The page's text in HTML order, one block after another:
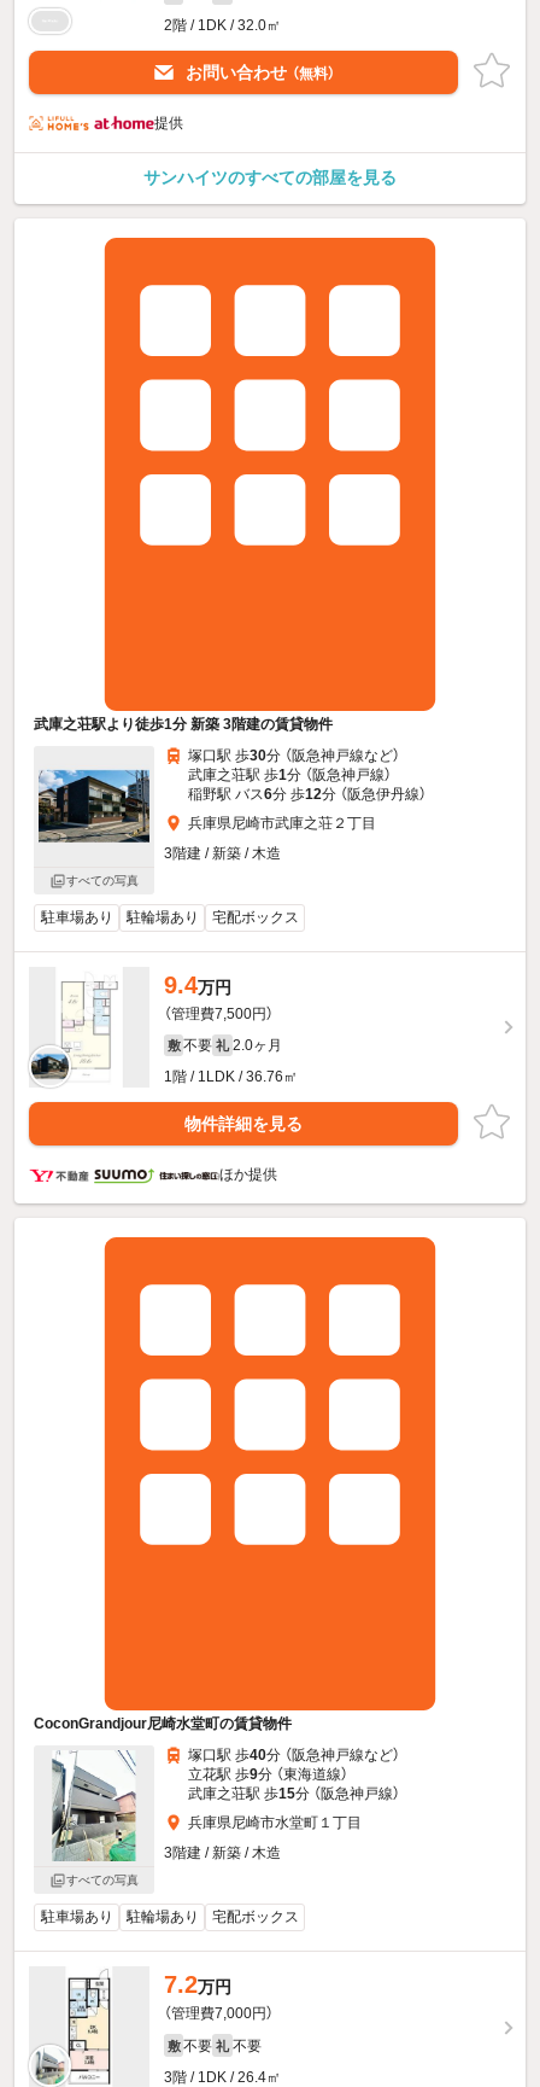
2階 / 1DK / 32.0㎡
お問い合わせ （無料）
提供
サンハイツのすべての部屋を見る
武庫之荘駅より徒歩1分 新築 3階建の賃貸物件
すべての写真
塚口駅 歩30分 （阪急神戸線など）
武庫之荘駅 歩1分 （阪急神戸線）
稲野駅 バス6分 歩12分 （阪急伊丹線）
兵庫県尼崎市武庫之荘２丁目
3階建 / 新築 / 木造
駐車場あり 駐輪場あり 宅配ボックス
9.4万円
（管理費7,500円）
敷 不要 礼 2.0ヶ月
1階 / 1LDK / 36.76㎡
物件詳細を見る
ほか提供
CoconGrandjour尼崎水堂町の賃貸物件
すべての写真
塚口駅 歩40分 （阪急神戸線など）
立花駅 歩9分 （東海道線）
武庫之荘駅 歩15分 （阪急神戸線）
兵庫県尼崎市水堂町１丁目
3階建 / 新築 / 木造
駐車場あり 駐輪場あり 宅配ボックス
7.2万円
（管理費7,000円）
敷 不要 礼 不要
3階 / 1DK / 26.4㎡